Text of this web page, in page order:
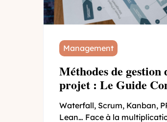
Management
Méthodes de gestion
projet : Le Guide
Waterfall, Scrum, Kanban,
Lean… Face à la